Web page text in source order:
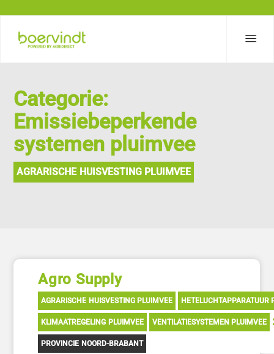
Categorie:
Emissiebeperkende
systemen pluimvee
AGRARISCHE HUISVESTING PLUIMVEE
Agro Supply
AGRARISCHE HUISVESTING PLUIMVEE HETELUCHTAPPARATUUR
KLIMAATREGELING PLUIMVEE VENTILATIESYSTEMEN PLUIMVEE
PROVINCIE NOORD-BRABANT